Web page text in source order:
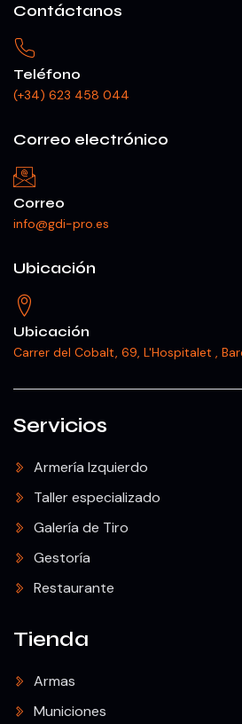
Contáctanos
Teléfono
(+34) 623 458 044
Correo electrónico
Correo
info@gdi-pro.es
Ubicación
Ubicación
Carrer del Cobalt, 69, L'Hospitalet ,
Servicios
Armería Izquierdo
Taller especializado
Galería de Tiro
Gestoría
Restaurante
Tienda
Armas
Municiones